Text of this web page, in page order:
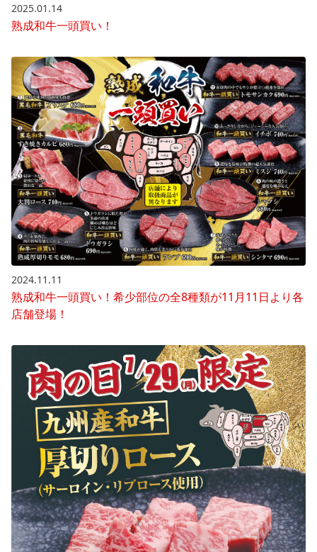
2025.01.14
熟成和牛一頭買い！
2024.11.11
熟成和牛一頭買い！希少部位の全8種類が11月11日より各
店舗登場！